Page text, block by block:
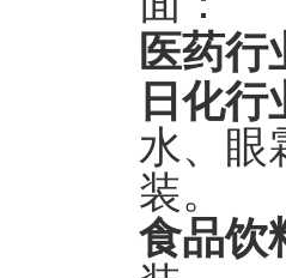
医药行
日化行
水、眼
装。
食品饮